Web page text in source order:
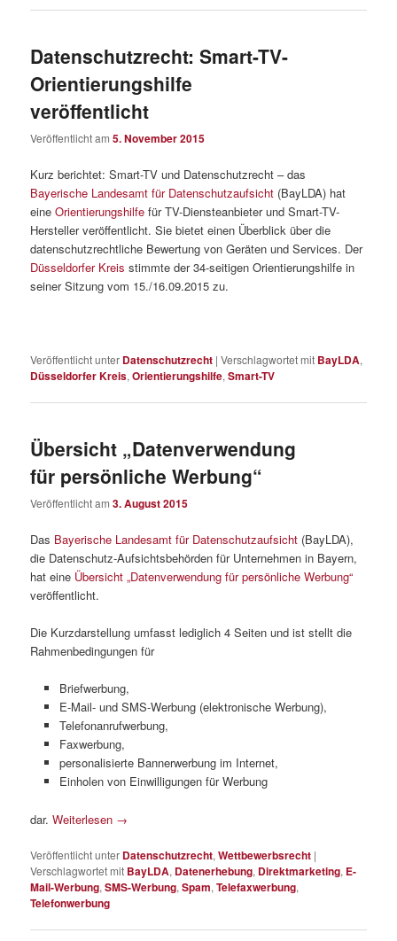
Datenschutzrecht: Smart-TV-
Orientierungshilfe
veröffentlicht
Veröffentlicht am5. November 2015
Kurz berichtet: Smart-TV und Datenschutzrecht – das
Bayerische Landesamt für Datenschutzaufsicht (BayLDA) hat
eineOrientierungshilfe für TV-Diensteanbieter und Smart-TV-
Hersteller veröffentlicht. Sie bietet einen Überblick über die
datenschutzrechtliche Bewertung von Geräten und Services. Der
Düsseldorfer Kreis stimmte der 34-seitigen Orientierungshilfe in
seiner Sitzung vom 15./16.09.2015 zu.
Veröffentlicht unter Datenschutzrecht |Verschlagwortet mit BayLDA,
Düsseldorfer Kreis,Orientierungshilfe,Smart-TV
Übersicht „Datenverwendung
für persönliche Werbung“
Veröffentlicht am3. August 2015
Das Bayerische Landesamt für Datenschutzaufsicht (BayLDA),
die Datenschutz-Aufsichtsbehörden für Unternehmen in Bayern,
hat eine Übersicht „Datenverwendung für persönliche Werbung“
veröffentlicht.
Die Kurzdarstellung umfasst lediglich 4 Seiten und ist stellt die
Rahmenbedingungen für
Briefwerbung,
E-Mail- und SMS-Werbung (elektronische Werbung),
Telefonanrufwerbung,
Faxwerbung,
personalisierte Bannerwerbung im Internet,
Einholen von Einwilligungen für Werbung
dar.Weiterlesen →
Veröffentlicht unter Datenschutzrecht,Wettbewerbsrecht |
Verschlagwortet mit BayLDA, Datenerhebung, Direktmarketing, E-
Mail-Werbung,SMS-Werbung,Spam,Telefaxwerbung,
Telefonwerbung